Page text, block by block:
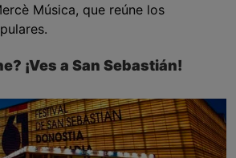
Música, que reúne los
¡Ves a San Sebastián!